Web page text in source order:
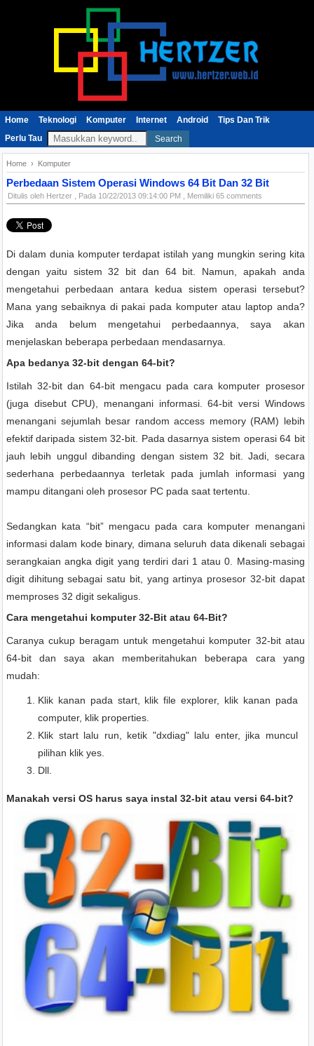
Home Teknologi Komputer Internet Android
Tips Dan Trik
Perlu Tau
Search
Home › Komputer
Perbedaan Sistem Operasi Windows 64 Bit Dan 32 Bit
Ditulis oleh Hertzer , Pada 10/22/2013 09:14:00 PM , Memiliki 65 comments
Di dalam dunia komputer terdapat istilah yang mungkin sering kita
dengan yaitu sistem 32 bit dan 64 bit. Namun, apakah anda
mengetahui perbedaan antara kedua sistem operasi tersebut?
Mana yang sebaiknya di pakai pada komputer atau laptop anda?
Jika anda belum mengetahui perbedaannya, saya akan
menjelaskan beberapa perbedaan mendasarnya.
Apa bedanya 32-bit dengan 64-bit?
Istilah 32-bit dan 64-bit mengacu pada cara komputer prosesor
(juga disebut CPU), menangani informasi. 64-bit versi Windows
menangani sejumlah besar random access memory (RAM) lebih
efektif daripada sistem 32-bit. Pada dasarnya sistem operasi 64 bit
jauh lebih unggul dibanding dengan sistem 32 bit. Jadi, secara
sederhana perbedaannya terletak pada jumlah informasi yang
mampu ditangani oleh prosesor PC pada saat tertentu.
Sedangkan kata “bit” mengacu pada cara komputer menangani
informasi dalam kode binary, dimana seluruh data dikenali sebagai
serangkaian angka digit yang terdiri dari 1 atau 0. Masing-masing
digit dihitung sebagai satu bit, yang artinya prosesor 32-bit dapat
memproses 32 digit sekaligus.
Cara mengetahui komputer 32-Bit atau 64-Bit?
Caranya cukup beragam untuk mengetahui komputer 32-bit atau
64-bit dan saya akan memberitahukan beberapa cara yang
mudah:
Klik kanan pada start, klik file explorer, klik kanan pada
computer, klik properties.
Klik start lalu run, ketik "dxdiag" lalu enter, jika muncul
pilihan klik yes.
Dll.
Manakah versi OS harus saya instal 32-bit atau versi 64-bit?